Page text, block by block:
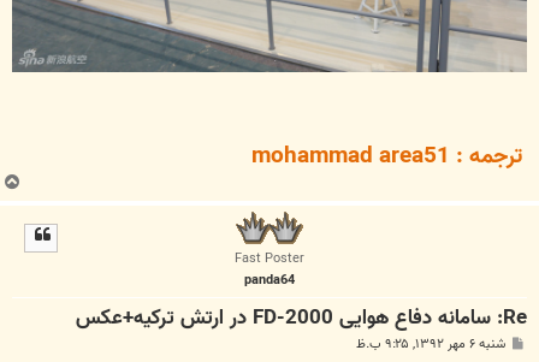
ترجمه : mohammad area51
Fast Poster
panda64
Re: سامانه دفاع هوایی FD-2000 در ارتش ترکیه+عکس
شنبه ۶ مهر ۱۳۹۲, ۹:۲۵ ب.ظ